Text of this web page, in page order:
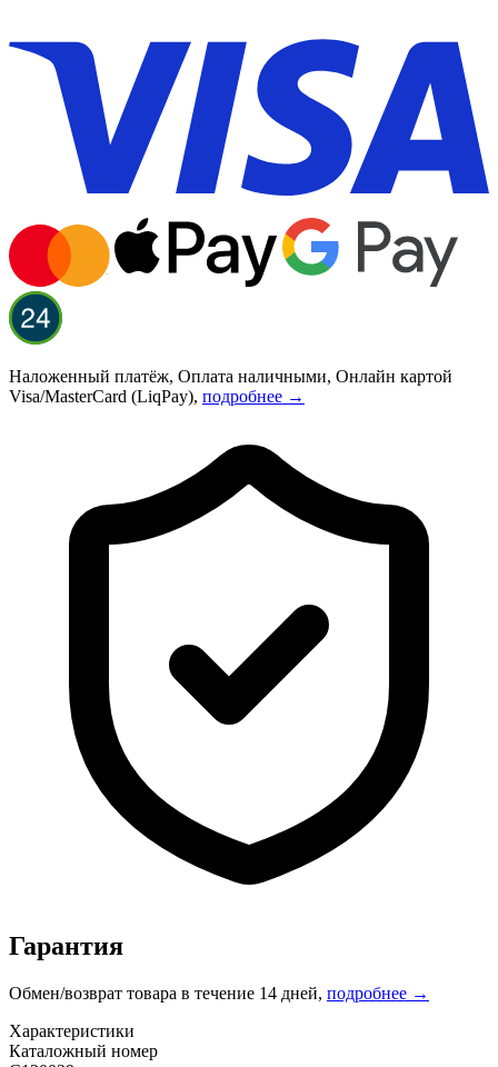
Наложенный платёж, Оплата наличными, Онлайн картой
Visa/MasterCard (LiqPay), подробнее →
Гарантия
Обмен/возврат товара в течение 14 дней, подробнее →
Характеристики
Каталожный номер